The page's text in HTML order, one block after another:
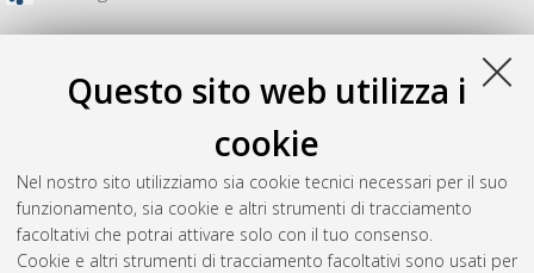
Questo sito web utilizza i
cookie
Nel nostro sito utilizziamo sia cookie tecnici necessari per il suo
funzionamento, sia cookie e altri strumenti di tracciamento
facoltativi che potrai attivare solo con il tuo consenso.
Cookie e altri strumenti di tracciamento facoltativi sono usati per